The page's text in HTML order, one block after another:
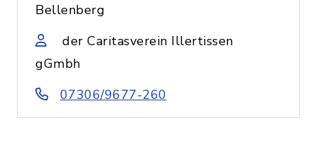
Bellenberg
der Caritasverein Illertissen
gGmbh
07306/9677-260